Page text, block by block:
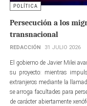
POLÍTICA
Persecución a los
transnacional
REDACCIÓN 31 JULIO 2026
El gobierno de Javier Milei
su proyecto: mientras
extranjeros mediante la
se arroga facultades para
de carácter abiertamente